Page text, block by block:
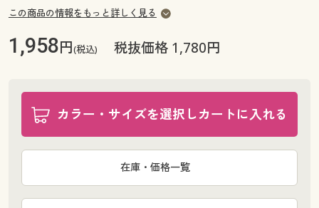
サポート
ご利用ガイド
よくある質問とお問い合わせ
この商品の情報をもっと詳しく見る
1,958円(税込) 税抜価格 1,780円
カラー・サイズを選択しカートに入れる
在庫・価格一覧